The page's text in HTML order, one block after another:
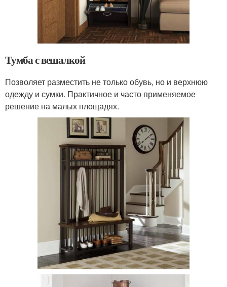
Тумба с вешалкой
Позволяет разместить не только обувь, но и верхнюю
одежду и сумки. Практичное и часто применяемое
решение на малых площадях.